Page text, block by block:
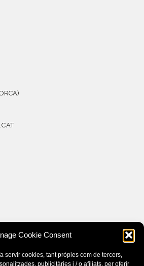
Cookie Consent
servir cookies, tant pròpies com de tercers,
publicitàries i / o afiliats, per oferir
(EU)